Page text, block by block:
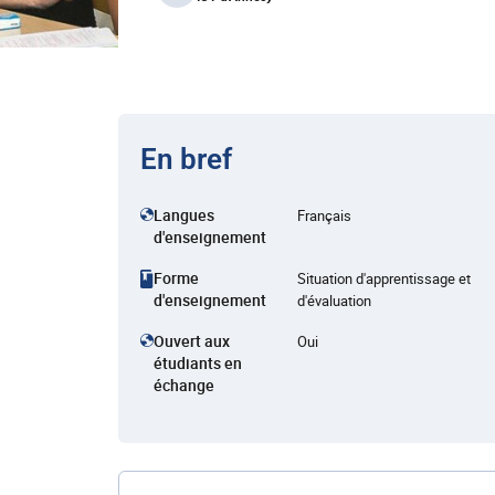
En bref
Langues
d'enseignement
Français
Forme
d'enseignement
Situation d'apprentissage et
d'évaluation
Ouvert aux
étudiants en
échange
Oui